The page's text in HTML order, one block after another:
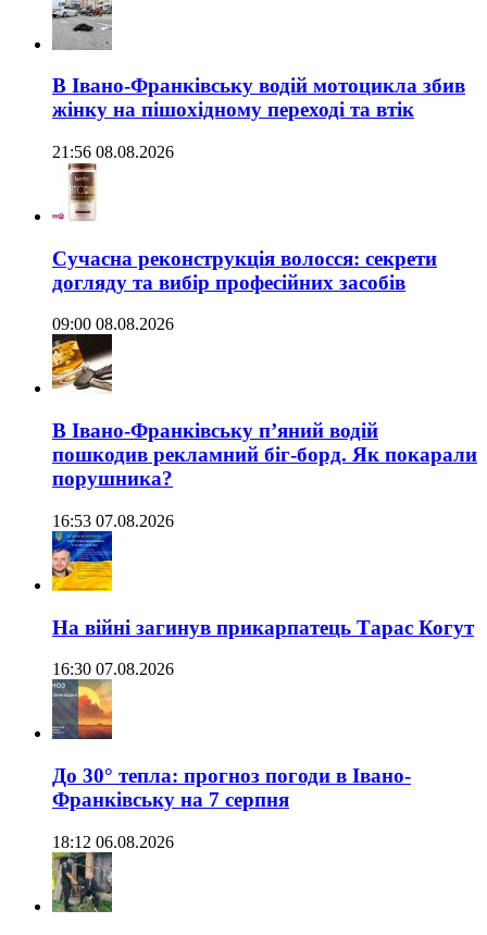
В Івано-Франківську водій мотоцикла збив
жінку на пішохідному переході та втік
21:56 08.08.2026
Сучасна реконструкція волосся: секрети
догляду та вибір професійних засобів
09:00 08.08.2026
В Івано-Франківську п’яний водій
пошкодив рекламний біг-борд. Як покарали
порушника?
16:53 07.08.2026
На війні загинув прикарпатець Тарас Когут
16:30 07.08.2026
До 30° тепла: прогноз погоди в Івано-
Франківську на 7 серпня
18:12 06.08.2026